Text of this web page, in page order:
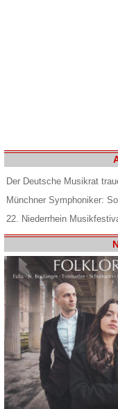
Der Deutsche Musikrat
Münchner Symphoniker:
22. Niederrhein